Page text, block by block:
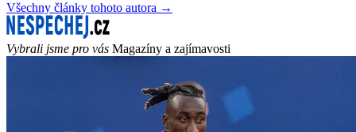
Všechny články tohoto autora →
Vybrali jsme pro vás Magazíny a zajímavosti